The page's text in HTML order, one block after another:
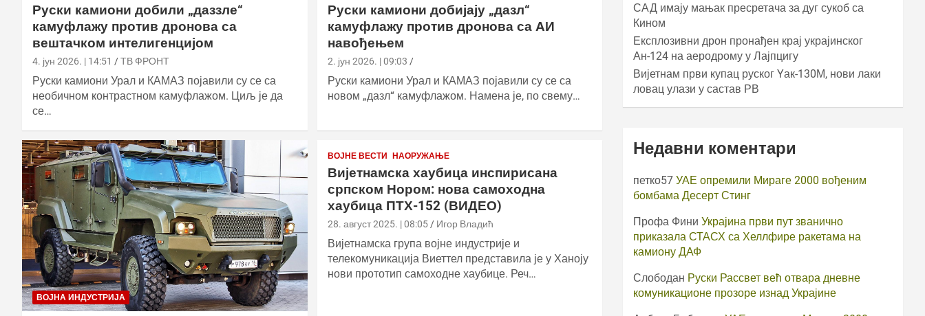
Руски камиони добили „даззле“
камуфлажу против дронова са
вештачком интелигенцијом
4. јун 2026. | 14:51 ТВ ФРОНТ
Руски камиони Урал и КАМАЗ појавили су се са
необичном контрастном камуфлажом. Циљ је да
се…
Руски камиони добијају „дазл“
камуфлажу против дронова са АИ
навођењем
2. јун 2026. | 09:03
Руски камиони Урал и КАМАЗ појавили су се са
новом „дазл“ камуфлажом. Намена је, по свему…
ВОЈНА ИНДУСТРИЈА
ВОЈНЕ ВЕСТИ НАОРУЖАЊЕ
Вијетнамска хаубица инспирисана
српском Нором: нова самоходна
хаубица ПТХ-152 (ВИДЕО)
28. август 2025. | 08:05 Игор Владић
Вијетнамска група војне индустрије и
телекомуникација Виеттел представила је у Ханоју
нови прототип самоходне хаубице. Реч…
САД имају мањак пресретача за дуг сукоб са
Кином
Експлозивни дрон пронађен крај украјинског
Ан-124 на аеродрому у Лајпцигу
Вијетнам први купац руског Yак-130М, нови лаки
ловац улази у састав РВ
Недавни коментари
петко57 УАЕ опремили Мираге 2000 вођеним
бомбама Десерт Стинг
Профа Фини Украјина први пут званично
приказала СТАСХ са Хеллфире ракетама на
камиону ДАФ
Слободан Руски Рассвет већ отвара дневне
комуникационе прозоре изнад Украјине